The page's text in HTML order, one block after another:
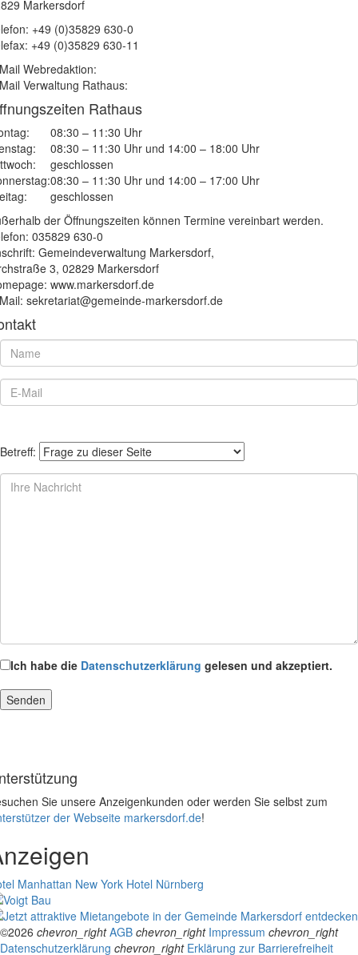
Markersdorf
+49 (0)35829 630-0
+49 (0)35829 630-11
Webredaktion:
Verwaltung Rathaus:
Rathaus
08:30 – 11:30 Uhr
08:30 – 11:30 Uhr und 14:00 – 18:00 Uhr
geschlossen
08:30 – 11:30 Uhr und 14:00 – 17:00 Uhr
geschlossen
der Öffnungszeiten können Termine vereinbart werden.
035829 630-0
Gemeindeverwaltung Markersdorf,
3, 02829 Markersdorf
www.markersdorf.de
sekretariat@gemeinde-markersdorf.de
Betreff:
Ich habe die Datenschutzerklärung gelesen und akzeptiert.
Sie unsere Anzeigenkunden oder werden Sie selbst zum
der Webseite markersdorf.de!
Manhattan New York Hotel Nürnberg
©2026 chevron_right AGB chevron_right Impressum chevron_right
Datenschutzerklärung chevron_right Erklärung zur Barrierefreiheit